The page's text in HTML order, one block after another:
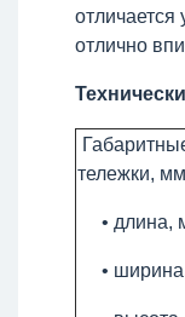
отлично
тележки,
• длина,
•